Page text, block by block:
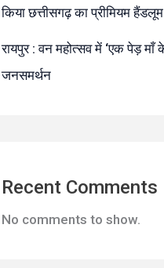
किया छत्तीसगढ़ का प्रीमियम
रायपुर : वन महोत्सव में ‘एक पेड़ माँ
जनसमर्थन
Recent Comments
No comments to show.